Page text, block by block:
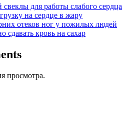
свеклы для работы слабого сердца
на сердце в жару
отеков ног у пожилых людей
сдавать кровь на сахар
просмотра.